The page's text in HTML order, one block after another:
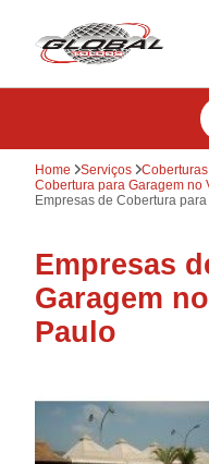
Home Serviços
Cobertura para Garagem no
Empresas de Cobertura
Empresas
Garagem
Paulo